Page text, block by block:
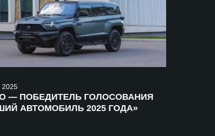
2025
— ПОБЕДИТЕЛЬ ГОЛОСОВАНИЯ
АВТОМОБИЛЬ 2025 ГОДА»